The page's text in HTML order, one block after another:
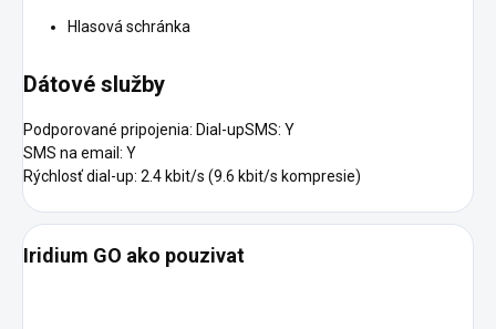
Hlasová schránka
Dátové služby
Podporované pripojenia: Dial-upSMS: Y
SMS na email: Y
Rýchlosť dial-up: 2.4 kbit/s (9.6 kbit/s kompresie)
Iridium GO ako pouzivat